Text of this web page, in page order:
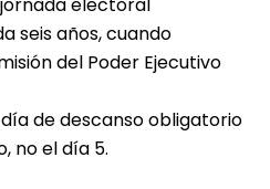
seis años, cuando
del Poder Ejecutivo
de descanso obligatorio
no el día 5.